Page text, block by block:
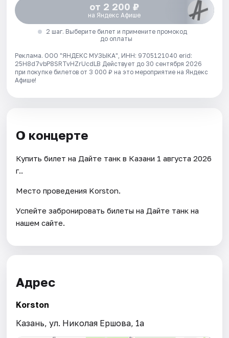
от 2 200 ₽
на Яндекс Афише
2 шаг. Выберите билет и примените промокод
до оплаты
Реклама. ООО "ЯНДЕКС МУЗЫКА", ИНН: 9705121040 erid:
25H8d7vbP8SRTvHZrUcdLB Действует до 30 сентября 2026
при покупке билетов от 3 000 ₽ на это мероприятие на Яндекс
Афише!
О концерте
Купить билет на Дайте танк в Казани 1 августа 2026
г..
Место проведения Korston.
Успейте забронировать билеты на Дайте танк на
нашем сайте.
Адрес
Korston
Казань, ул. Николая Ершова, 1а